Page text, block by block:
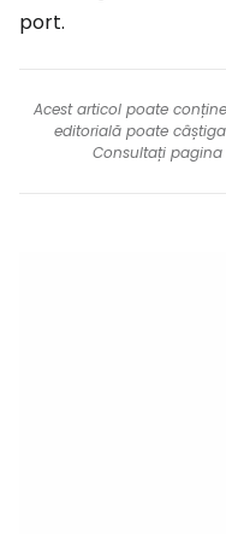
port.
Acest articol poate
editorială poate
Consultați